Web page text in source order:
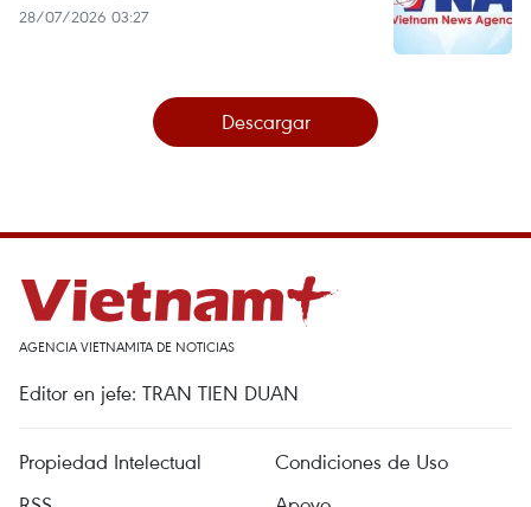
28/07/2026 03:27
Descargar
AGENCIA VIETNAMITA DE NOTICIAS
Editor en jefe: TRAN TIEN DUAN
Propiedad Intelectual
Condiciones de Uso